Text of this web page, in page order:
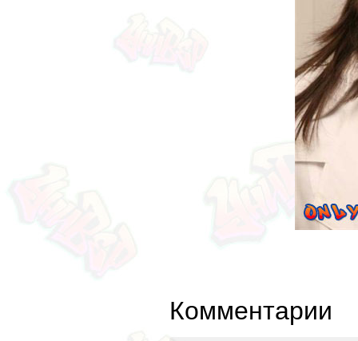
Комментарии